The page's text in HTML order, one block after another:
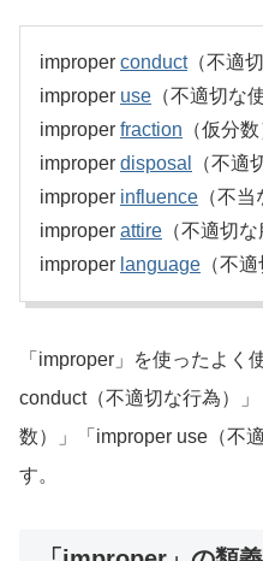
improper conduct（不適
improper use （不適切な
improper fraction （仮分数
improper disposal
（不適
improper influence （不当
improper attire （不適切な
improper language （不
「improper」を使ったよく
conduct（不適切な行為）
数）」「improper use（不
す。